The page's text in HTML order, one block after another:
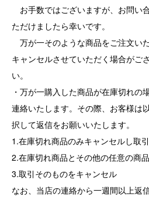
お手数ではございますが、お問い
ただけましたら幸いです。
万が一そのような商品をご注文い
キャンセルさせていただく場合がご
い。
・万が一購入した商品が在庫切れの
連絡いたします。その際、お客様は
択して返信をお願いいたします。
1.在庫切れ商品のみキャンセルし取
2.在庫切れ商品とその他の任意の商
3.取引そのものをキャンセル
なお、当店の連絡から一週間以上返